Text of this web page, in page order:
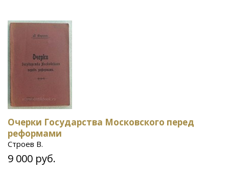
Очерки Государства Московского перед
реформами
Строев В.
9 000 руб.